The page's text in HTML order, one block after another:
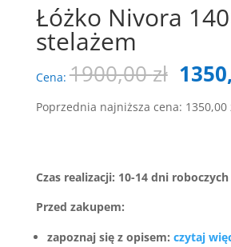
Łóżko Nivora
stelażem
Cena: 1900,00zł
cena
Poprzednia najniższa cena: 1350,00
Czas realizacji: 10-14 dni roboczych
Przed zakupem:
zapoznaj się z opisem: czytaj